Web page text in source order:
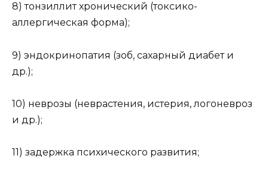
8) тонзиллит хронический (токсико-
аллергическая форма);
9) эндокринопатия (зоб, сахарный диабет и
др.);
10) неврозы (неврастения, истерия, логоневроз
и др.);
11) задержка психического развития;